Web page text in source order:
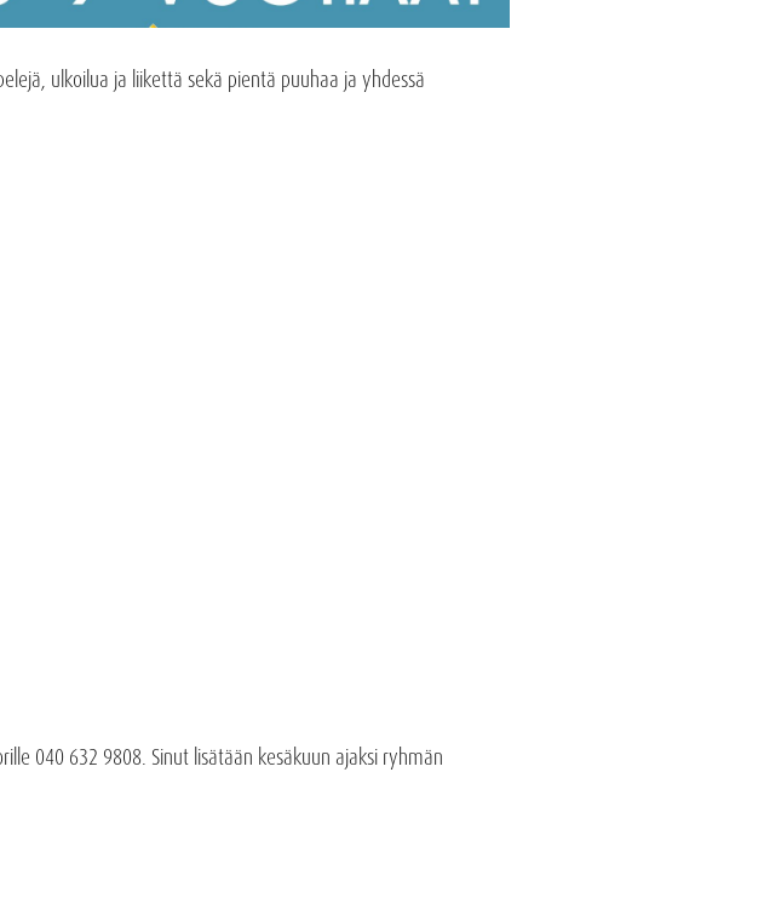
ulkoilua ja liikettä sekä pientä puuhaa ja yhdessä
040 632 9808. Sinut lisätään kesäkuun ajaksi ryhmän